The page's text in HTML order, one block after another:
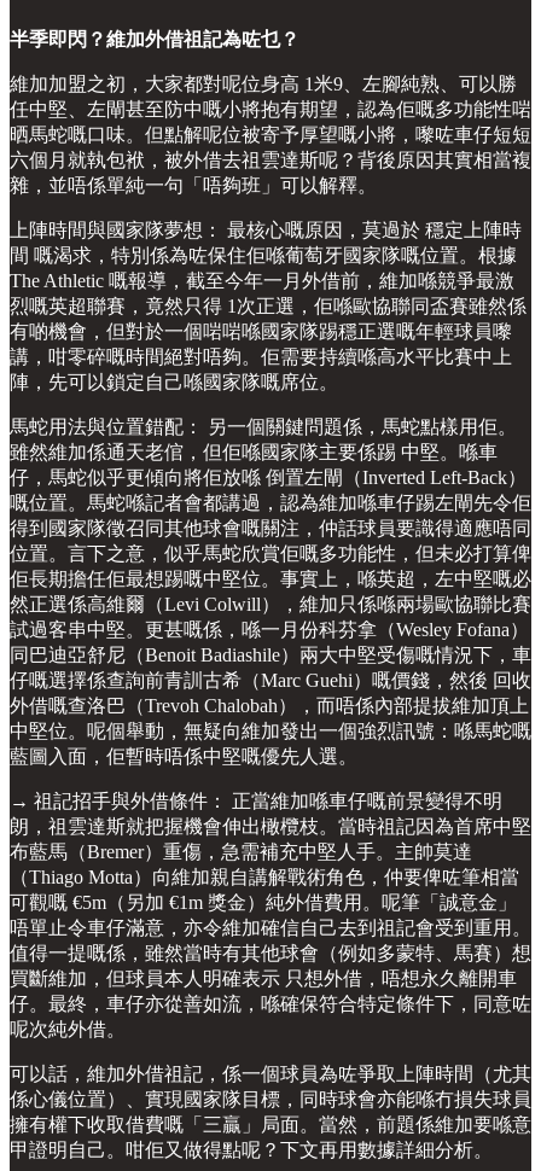
半季即閃？維加外借祖記為咗乜？
維加加盟之初，大家都對呢位身高 1米9、左腳純熟、可以勝
任中堅、左閘甚至防中嘅小將抱有期望，認為佢嘅多功能性啱
晒馬蛇嘅口味。但點解呢位被寄予厚望嘅小將，嚟咗車仔短短
六個月就執包袱，被外借去祖雲達斯呢？背後原因其實相當複
雜，並唔係單純一句「唔夠班」可以解釋。
上陣時間與國家隊夢想： 最核心嘅原因，莫過於 穩定上陣時
間 嘅渴求，特別係為咗保住佢喺葡萄牙國家隊嘅位置。根據
The Athletic 嘅報導，截至今年一月外借前，維加喺競爭最激
烈嘅英超聯賽，竟然只得 1次正選，佢喺歐協聯同盃賽雖然係
有啲機會，但對於一個啱啱喺國家隊踢穩正選嘅年輕球員嚟
講，咁零碎嘅時間絕對唔夠。佢需要持續喺高水平比賽中上
陣，先可以鎖定自己喺國家隊嘅席位。
馬蛇用法與位置錯配： 另一個關鍵問題係，馬蛇點樣用佢。
雖然維加係通天老倌，但佢喺國家隊主要係踢 中堅。喺車
仔，馬蛇似乎更傾向將佢放喺 倒置左閘（Inverted Left-Back）
嘅位置。馬蛇喺記者會都講過，認為維加喺車仔踢左閘先令佢
得到國家隊徵召同其他球會嘅關注，仲話球員要識得適應唔同
位置。言下之意，似乎馬蛇欣賞佢嘅多功能性，但未必打算俾
佢長期擔任佢最想踢嘅中堅位。事實上，喺英超，左中堅嘅必
然正選係高維爾（Levi Colwill），維加只係喺兩場歐協聯比賽
試過客串中堅。更甚嘅係，喺一月份科芬拿（Wesley Fofana）
同巴迪亞舒尼（Benoit Badiashile）兩大中堅受傷嘅情況下，車
仔嘅選擇係查詢前青訓古希（Marc Guehi）嘅價錢，然後 回收
外借嘅查洛巴（Trevoh Chalobah），而唔係內部提拔維加頂上
中堅位。呢個舉動，無疑向維加發出一個強烈訊號：喺馬蛇嘅
藍圖入面，佢暫時唔係中堅嘅優先人選。
→ 祖記招手與外借條件： 正當維加喺車仔嘅前景變得不明
朗，祖雲達斯就把握機會伸出橄欖枝。當時祖記因為首席中堅
布藍馬（Bremer）重傷，急需補充中堅人手。主帥莫達
（Thiago Motta）向維加親自講解戰術角色，仲要俾咗筆相當
可觀嘅 €5m（另加 €1m 獎金）純外借費用。呢筆「誠意金」
唔單止令車仔滿意，亦令維加確信自己去到祖記會受到重用。
值得一提嘅係，雖然當時有其他球會（例如多蒙特、馬賽）想
買斷維加，但球員本人明確表示 只想外借，唔想永久離開車
仔。最終，車仔亦從善如流，喺確保符合特定條件下，同意咗
呢次純外借。
可以話，維加外借祖記，係一個球員為咗爭取上陣時間（尤其
係心儀位置）、實現國家隊目標，同時球會亦能喺冇損失球員
擁有權下收取借費嘅「三贏」局面。當然，前題係維加要喺意
甲證明自己。咁佢又做得點呢？下文再用數據詳細分析。